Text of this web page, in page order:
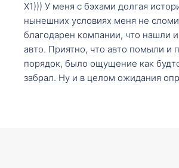
X1))) У меня с бэхами долгая
нынешних условиях меня не
благодарен компании, что нашли
авто. Приятно, что авто помыли и
порядок, было ощущение как
забрал. Ну и в целом ожидания